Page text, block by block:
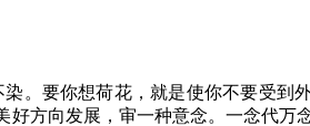
。要你想荷花，就是使你不要受到
方向发展，审一种意念。一念代万